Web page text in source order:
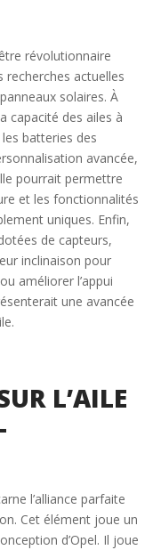
révolutionnaire
recherches actuelles
solaires. À
capacité des ailes à
batteries des
avancée,
pourrait permettre
et les fonctionnalités
uniques. Enfin,
de capteurs,
inclinaison pour
améliorer l’appui
une avancée
L’AILE
l’alliance parfaite
Cet élément joue un
d’Opel. Il joue